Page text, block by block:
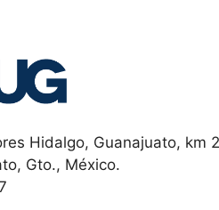
Hidalgo, Guanajuato, km
Gto., México.